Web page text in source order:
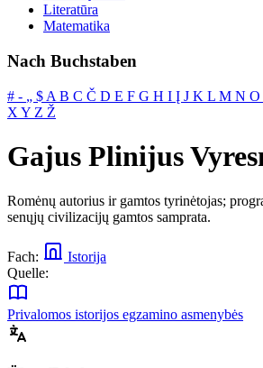
Literatūra
Matematika
Nach Buchstaben
# ‐ „ $ A B C Č D E F G H I Į J K L M N O
X Y Z Ž
Gajus Plinijus
Romėnų autorius ir gamtos tyrinėtojas;
senųjų civilizacijų gamtos samprata.
Fach:
Istorija
Quelle:
Privalomos istorijos egzamino asmenybės